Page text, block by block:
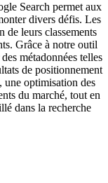
Search permet aux
divers défis. Les
de leurs classements
Grâce à notre outil
métadonnées telles
de positionnement
une optimisation des
du marché, tout en
dans la recherche